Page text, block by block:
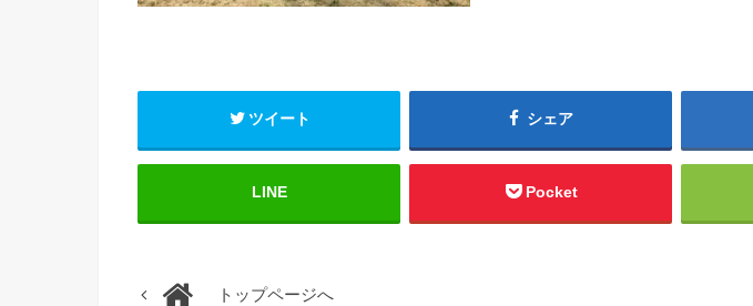
ツイート シェア
LINE Pocket
トップページへ